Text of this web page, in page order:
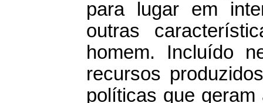
para lugar em
outras
homem. Incluído
recursos
políticas que